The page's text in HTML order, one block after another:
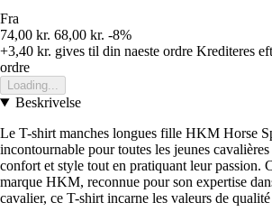
Fra
74,00 kr. 68,00 kr. -8%
+3,40 kr. gives til din naeste ordre Krediteres
ordre
Loading...
Beskrivelse
Le T-shirt manches longues fille HKM Horse
incontournable pour toutes les jeunes
confort et style tout en pratiquant leur passion.
marque HKM, reconnue pour son expertise
cavalier, ce T-shirt incarne les valeurs de